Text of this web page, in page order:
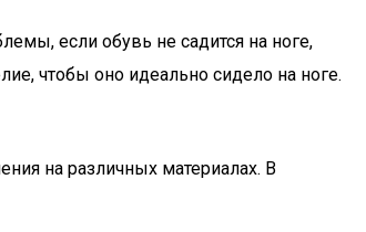
если обувь не садится на ноге,
чтобы оно идеально сидело на ноге.
на различных материалах. В